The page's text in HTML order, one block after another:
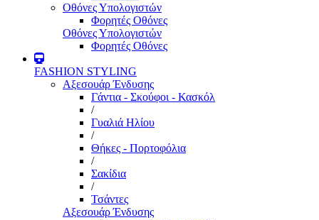
Οθόνες Υπολογιστών
Φορητές Οθόνες
Οθόνες Υπολογιστών
Φορητές Οθόνες
FASHION STYLING
Αξεσουάρ Ένδυσης
Γάντια - Σκούφοι - Κασκόλ
/
Γυαλιά Ηλίου
/
Θήκες - Πορτοφόλια
/
Σακίδια
/
Τσάντες
Αξεσουάρ Ένδυσης